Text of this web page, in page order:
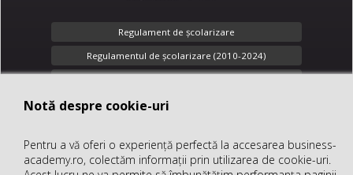
Notă despre cookie-uri
Pentru a vă oferi o experiență perfectă la accesarea business-
academy.ro, colectăm informații prin utilizarea de cookie-uri.
Regulament de şcolarizare
Regulamentul de școlarizare (2010-2024)
Confidenţialitate
office@business-academy.ro
+40 (312) 289 318
Notă despre cookie-uri
Pentru a vă oferi o experiență perfectă la accesarea business-
academy.ro, colectăm informații prin utilizarea de cookie-uri.